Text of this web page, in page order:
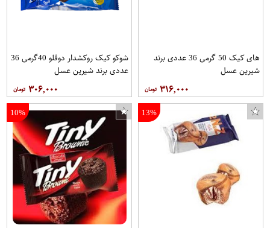
های کیک 50 گرمی 36 عددی برند
شیرین عسل
۳۱۶,۰۰۰
شوکو کیک روکشدار دوقلو 40گرمی 36
عددی برند شیرین عسل
۳۰۶,۰۰۰
13%
10%